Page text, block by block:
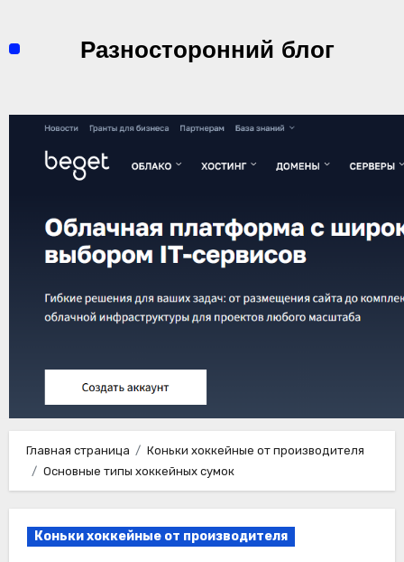
содержимомуРазносторонний блог
Главная страница
Коньки хоккейные от производителя
Основные типы хоккейных сумок
Коньки хоккейные от производителя